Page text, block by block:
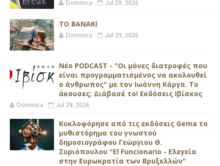
Dominica Jul 29, 2026
ΤΟ ΒΑΝΑΚΙ
Dominica Jul 29, 2026
Νέο PODCAST - "Οι μόνες διατροφές που
είναι προγραμματισμένος να ακολουθεί
ο άνθρωπος" με τον Ιωάννη Κάργα. Το
άκουσες; Διάβασέ το! Εκδόσεις Ιβίσκος
Dominica Jul 29, 2026
Κυκλοφόρησε από τις εκδόσεις Gema το
μυθιστόρημα του γνωστού
δημοσιογράφου Γεώργιου Θ.
Συριόπουλου "El Funcionario - Ελεγεία
στην Ευρωκρατία των Βρυξελλών"